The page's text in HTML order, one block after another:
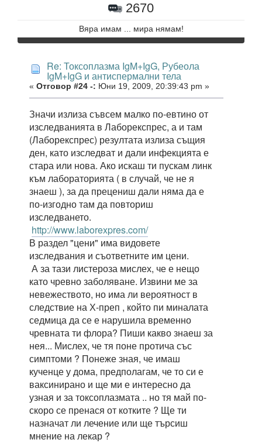
2670
Вяра имам ... мира нямам!
Re: Токсоплазма IgM+IgG, Рубеола
IgM+IgG и антиспермални тела
« Отговор #24 -: Юни 19, 2009, 20:39:43 pm »
Значи излиза съвсем малко по-евтино от
изследванията в Лаборекспрес, а и там
(Лаборекспрес) резултата излиза същия
ден, като изследват и дали инфекцията е
стара или нова. Ако искаш ти пускам линк
към лабораторията ( в случай, че не я
знаеш ), за да прецениш дали няма да е
по-изгодно там да повториш
изследването.
http://www.laborexpres.com/
В раздел "цени" има видовете
изследвания и съответните им цени.
А за тази листероза мислех, че е нещо
като чревно заболяване. Извини ме за
невежеството, но има ли вероятност в
следствие на Х-преп , който пи миналата
седмица да се е нарушила временно
чревната ти флора? Пиши какво знаеш за
нея... Мислех, че тя поне протича със
симптоми ? Понеже зная, че имаш
кученце у дома, предполагам, че то си е
ваксинирано и ще ми е интересно да
узная и за токсоплазмата .. но тя май по-
скоро се пренася от котките ? Ще ти
назначат ли лечение или ще търсиш
мнение на лекар ?